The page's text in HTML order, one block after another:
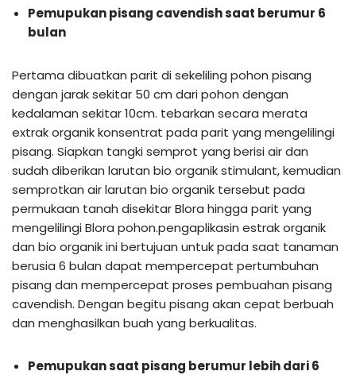
Pemupukan pisang cavendish saat berumur 6
bulan
Pertama dibuatkan parit di sekeliling pohon pisang
dengan jarak sekitar 50 cm dari pohon dengan
kedalaman sekitar 10cm. tebarkan secara merata
extrak organik konsentrat pada parit yang mengelilingi
pisang. Siapkan tangki semprot yang berisi air dan
sudah diberikan larutan bio organik stimulant, kemudian
semprotkan air larutan bio organik tersebut pada
permukaan tanah disekitar Blora hingga parit yang
mengelilingi Blora pohon.pengaplikasin estrak organik
dan bio organik ini bertujuan untuk pada saat tanaman
berusia 6 bulan dapat mempercepat pertumbuhan
pisang dan mempercepat proses pembuahan pisang
cavendish. Dengan begitu pisang akan cepat berbuah
dan menghasilkan buah yang berkualitas.
Pemupukan saat pisang berumur lebih dari 6